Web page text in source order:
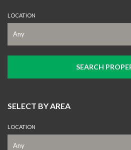
LOCATION
SELECT BY AREA
LOCATION